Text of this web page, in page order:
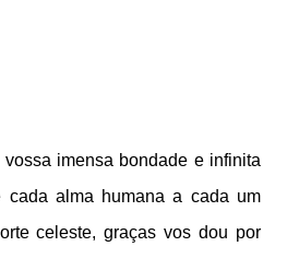
imensa bondade e infinita
cada alma humana a cada um
celeste, graças vos dou por